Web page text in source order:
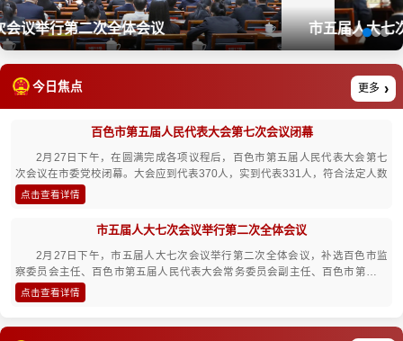
市五届人大七次会议主席团举行第三次、第四次会议
今日焦点 更多
百色市第五届人民代表大会第七次会议闭幕
2月27日下午，在圆满完成各项议程后，百色市第五届人民代表大会第七
次会议在市委党校闭幕。大会应到代表370人，实到代表331人，符合法定人数
点击查看详情
市五届人大七次会议举行第二次全体会议
2月27日下午，市五届人大七次会议举行第二次全体会议，补选百色市监
察委员会主任、百色市第五届人民代表大会常务委员会副主任、百色市第五届
人民代表大会常务委员会委员
点击查看详情